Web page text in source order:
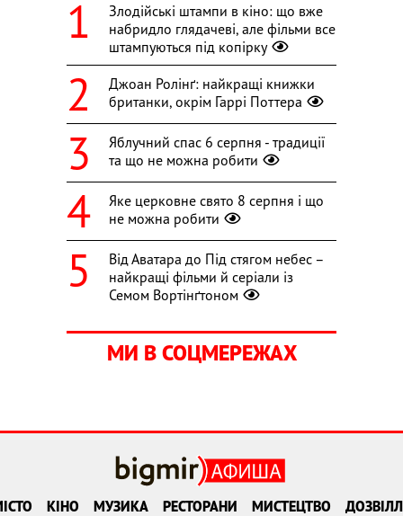
Злодійські штампи в кіно: що вже
набридло глядачеві, але фільми все
штампуються під копірку
Джоан Ролінґ: найкращі книжки
британки, окрім Гаррі Поттера
Яблучний спас 6 серпня - традиції
та що не можна робити
Яке церковне свято 8 серпня і що
не можна робити
Від Аватара до Під стягом небес –
найкращі фільми й серіали із
Семом Вортінґтоном
МИ В СОЦМЕРЕЖАХ
КІНО МУЗИКА РЕСТОРАНИ МИСТЕЦТВО